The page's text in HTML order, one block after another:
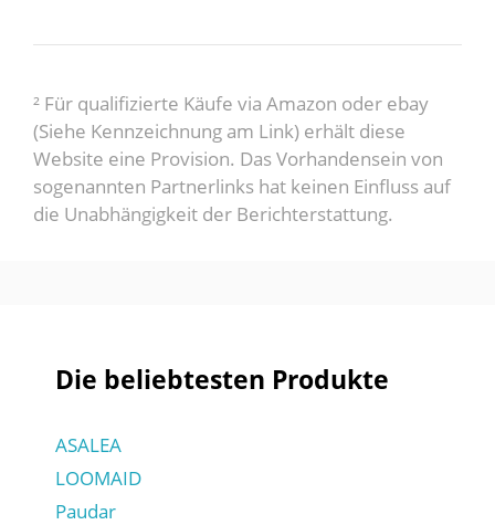
² Für qualifizierte Käufe via Amazon oder ebay
(Siehe Kennzeichnung am Link) erhält diese
Website eine Provision. Das Vorhandensein von
sogenannten Partnerlinks hat keinen Einfluss auf
die Unabhängigkeit der Berichterstattung.
Die beliebtesten Produkte
ASALEA
LOOMAID
Paudar